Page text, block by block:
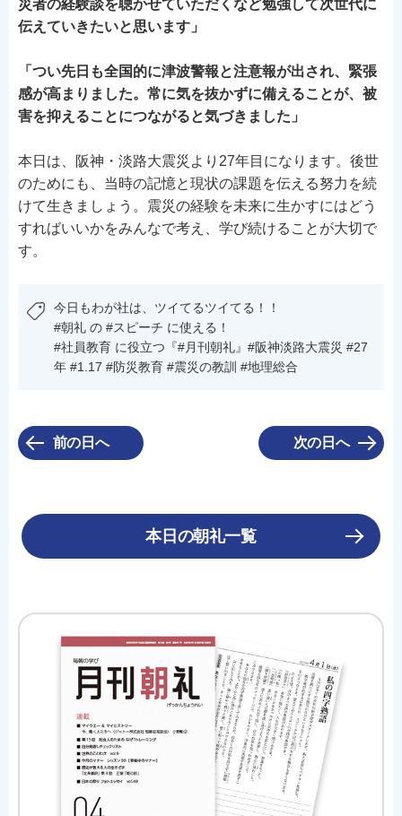
災者の経験談を聴かせていただくなど勉強して次世代に
伝えていきたいと思います」
「つい先日も全国的に津波警報と注意報が出され、緊張
感が高まりました。常に気を抜かずに備えることが、被
害を抑えることにつながると気づきました」
本日は、阪神・淡路大震災より27年目になります。後世
のためにも、当時の記憶と現状の課題を伝える努力を続
けて生きましょう。震災の経験を未来に生かすにはどう
すればいいかをみんなで考え、学び続けることが大切で
す。
今日もわが社は、ツイてるツイてる！！
#朝礼 の #スピーチ に使える！
#社員教育 に役立つ『#月刊朝礼』#阪神淡路大震災 #27
年 #1.17 #防災教育 #震災の教訓 #地理総合
前の日へ 次の日へ
本日の朝礼一覧